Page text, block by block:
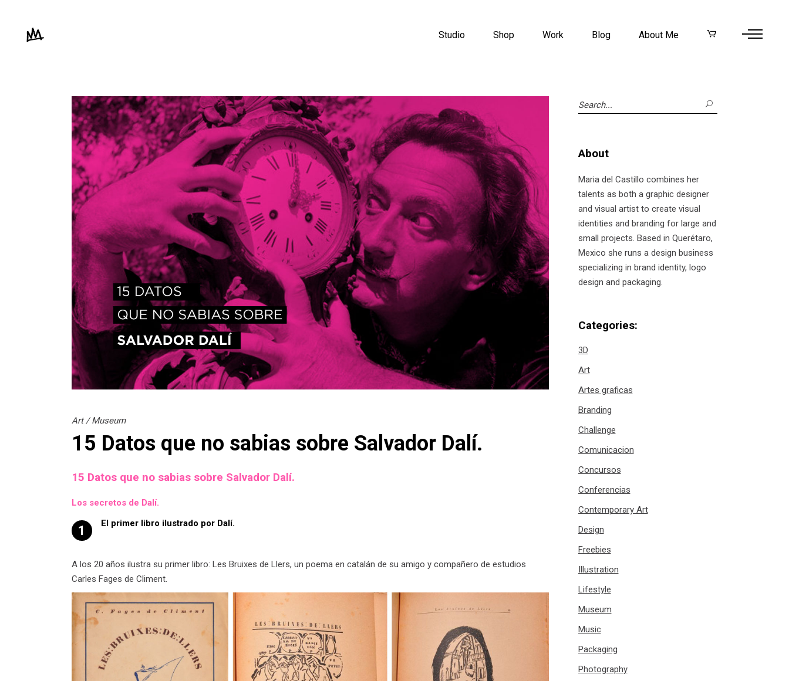
Studio Shop Work Blog About Me
Art/Museum
15 Datos que no sabias sobre Salvador Dalí.
15 Datos que no sabias sobre Salvador Dalí.
Los secretos de Dalí.
1 El primer libro ilustrado por Dalí.
A los 20 años ilustra su primer libro: Les Bruixes de Llers, un poema en catalán de su amigo y compañero de estudios
Carles Fages de Climent.
Search
for:
About
Maria del Castillo combines her
talents as both a graphic designer
and visual artist to create visual
identities and branding for large and
small projects. Based in Querétaro,
Mexico she runs a design business
specializing in brand identity, logo
design and packaging.
Categories:
3D
Art
Artes graficas
Branding
Challenge
Comunicacion
Concursos
Conferencias
Contemporary Art
Design
Freebies
Illustration
Lifestyle
Museum
Music
Packaging
Photography